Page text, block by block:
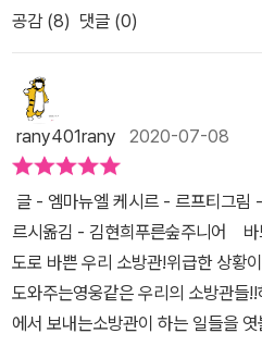
할 일이 너무 많아서 24시간이 모자
이처럼 소방관이 되려면 필요한 것
람을 구한다는 것은 그만큼 귀하고,
기 때문이겠지요? 이 책을 통해 위
만나 보세요. 그러면 알게 될 거예
큰 영웅들이 늘 함께하고 있다는 사
으로 어떤 일을 수행하며 왜 이분들
는 데 절대적으로 중요한지 이해할
[바쁘다 바빠! 소방관 24시]를 권해
아'스러워서 꼬마용 그림책인줄 알
인 꼬마용 문장과 어른이라면 상식
을 줄 알았어요. 그런데 막상 읽어보
가득하고 실사 사진 곁들인 편집이
분히 권할 지식 그림책이라는 인상
없던 시절의 화재 진압 방식을 소개
으니, 종을 치거나 소리를 질러 화재
총으로 불을 끄기도 했다네요. 따로
공감 (8) 댓글 (0)
rany401rany 2020-07-08
글 - 엠마뉴엘 케시르 - 르프티그림
르시옮김 - 김현희푸른숲주니어
도로 바쁜 우리 소방관!위급한 상황
도와주는영웅같은 우리의 소방관들
에서 보내는소방관이 하는 일들을